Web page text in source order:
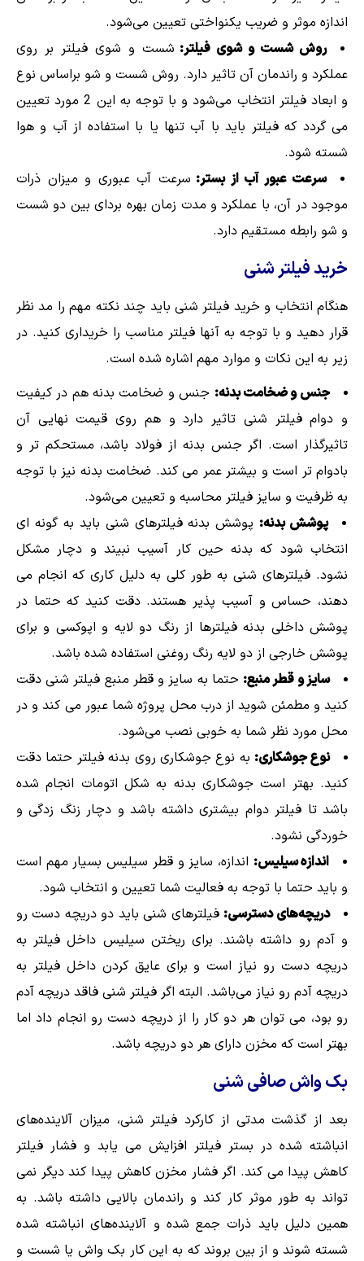
اندازه موثر و ضریب یکنواختی تعیین می‌شود.
روش شست و شوی فیلتر: شست و شوی فیلتر بر روی
عملکرد و راندمان آن تاثیر دارد. روش شست و شو براساس نوع
و ابعاد فیلتر انتخاب می‌شود و با توجه به این 2 مورد تعیین
می گردد که فیلتر باید با آب تنها یا با استفاده از آب و هوا
شسته شود.
سرعت عبور آب از بستر: سرعت آب عبوری و میزان ذرات
موجود در آن، با عملکرد و مدت زمان بهره بردای بین دو شست
و شو رابطه مستقیم دارد.
خرید فیلتر شنی
هنگام انتخاب و خرید فیلتر شنی باید چند نکته مهم را مد نظر
قرار دهید و با توجه به آنها فیلتر مناسب را خریداری کنید. در
زیر به این نکات و موارد مهم اشاره شده است.
جنس و ضخامت بدنه: جنس و ضخامت بدنه هم در کیفیت
و دوام فیلتر شنی تاثیر دارد و هم روی قیمت نهایی آن
تاثیرگذار است. اگر جنس بدنه از فولاد باشد، مستحکم تر و
بادوام تر است و بیشتر عمر می کند. ضخامت بدنه نیز با توجه
به ظرفیت و سایز فیلتر محاسبه و تعیین می‌شود.
پوشش بدنه: پوشش بدنه فیلترهای شنی باید به گونه ای
انتخاب شود که بدنه حین کار آسیب نبیند و دچار مشکل
نشود. فیلترهای شنی به طور کلی به دلیل کاری که انجام می
دهند، حساس و آسیب پذیر هستند. دقت کنید که حتما در
پوشش داخلی بدنه فیلترها از رنگ دو لایه و اپوکسی و برای
پوشش خارجی از دو لایه رنگ روغنی استفاده شده باشد.
سایز و قطر منبع: حتما به سایز و قطر منبع فیلتر شنی دقت
کنید و مطمئن شوید از درب محل پروژه شما عبور می کند و در
محل مورد نظر شما به خوبی نصب می‌شود.
نوع جوشکاری: به نوع جوشکاری روی بدنه فیلتر حتما دقت
کنید. بهتر است جوشکاری بدنه به شکل اتومات انجام شده
باشد تا فیلتر دوام بیشتری داشته باشد و دچار زنگ زدگی و
خوردگی نشود.
اندازه سیلیس: اندازه، سایز و قطر سیلیس بسیار مهم است
و باید حتما با توجه به فعالیت شما تعیین و انتخاب شود.
دریچه‌های دسترسی: فیلترهای شنی باید دو دریچه دست رو
و آدم رو داشته باشند. برای ریختن سیلیس داخل فیلتر به
دریچه دست رو نیاز است و برای عایق کردن داخل فیلتر به
دریچه آدم رو نیاز می‌باشد. البته اگر فیلتر شنی فاقد دریچه آدم
رو بود، می توان هر دو کار را از دریچه دست رو انجام داد اما
بهتر است که مخزن دارای هر دو دریچه باشد.
بک واش صافی شنی
بعد از گذشت مدتی از کارکرد فیلتر شنی، میزان آلاینده‌های
انباشته شده در بستر فیلتر افزایش می یابد و فشار فیلتر
کاهش پیدا می کند. اگر فشار مخزن کاهش پیدا کند دیگر نمی
تواند به طور موثر کار کند و راندمان بالایی داشته باشد. به
همین دلیل باید ذرات جمع شده و آلاینده‌های انباشته شده
شسته شوند و از بین بروند که به این کار بک واش یا شست و